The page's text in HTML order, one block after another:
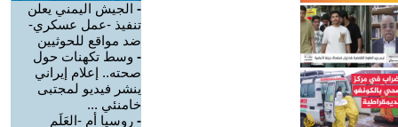
- الجيش اليمني يعلن
تنفيذ -عمل عسكري-
ضد مواقع للحوثيين
- وسط تكهنات حول
صحته.. إعلام إيراني
ينشر فيديو لمجتبى
خامنئي ...
- روسيا أم -العَلَم